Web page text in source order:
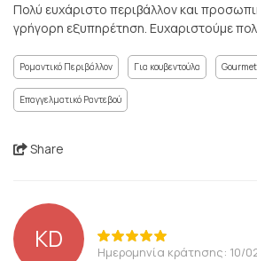
Πολύ ευχάριστο περιβάλλον και
γρήγορη εξυπηρέτηση. Ευχαριστούμε
Ρομαντικό Περιβάλλον Για κουβεντούλα Gourmet
Επαγγελματικό Ραντεβού
Share
KD Ημερομηνία κράτησης: 10/